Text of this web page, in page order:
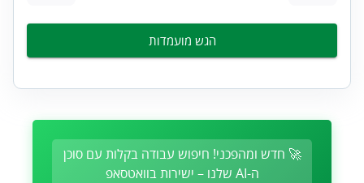
הגש מועמדות
🚀 חדש ומהפכני! חיפוש עבודה בקלות עם סוכן
ה-AI שלנו – ישירות בוואטסאפ